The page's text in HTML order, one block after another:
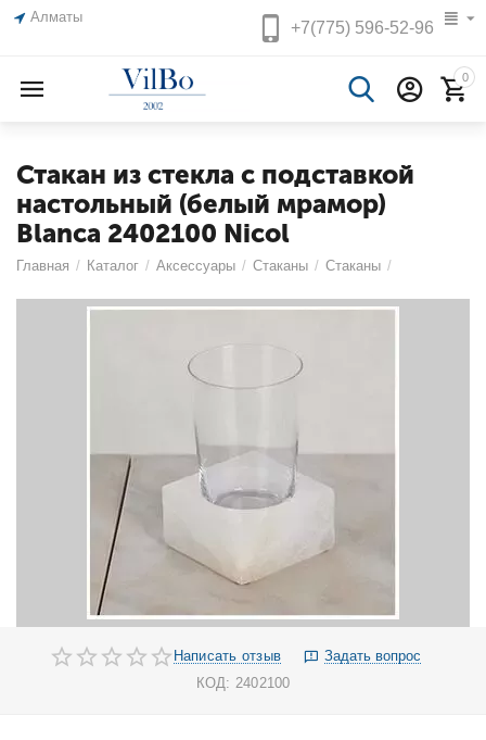
Алматы
+7(775)596-52-96
0
Стакан из стекла с подставкой
настольный (белый мрамор)
Blanca 2402100 Nicol
Главная / Каталог / Аксессуары / Стаканы / Стаканы /
Написать отзыв
Задать вопрос
КОД: 2402100